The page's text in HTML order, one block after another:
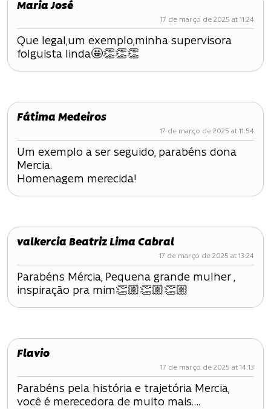
Maria José
17 de março de 2025 at 11:24
Que legal,um exemplo,minha supervisora
folguista linda🤩👏👏👏
Fátima Medeiros
17 de março de 2025 at 11:54
Um exemplo a ser seguido, parabéns dona
Mercia.
Homenagem merecida!
valkercia Beatriz Lima Cabral
17 de março de 2025 at 13:24
Parabéns Mércia, Pequena grande mulher ,
inspiração pra mim👏🏼👏🏼👏🏼
Flavio
17 de março de 2025 at 14:13
Parabéns pela história e trajetória Mercia,
você é merecedora de muito mais….